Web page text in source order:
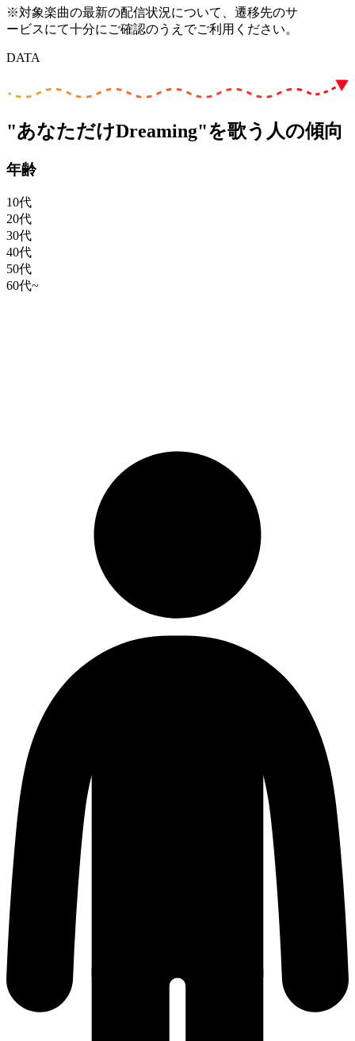
※対象楽曲の最新の配信状況について、遷移先のサ
ービスにて十分にご確認のうえでご利用ください。
DATA
"あなただけDreaming"を歌う人の傾向
年齢
10代
20代
30代
40代
50代
60代~